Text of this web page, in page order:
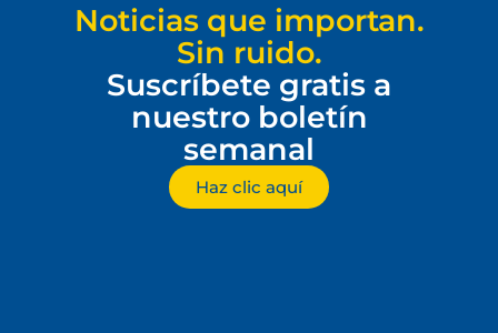
Noticias que importan.
Sin ruido.
Suscríbete gratis a
nuestro boletín
semanal
Haz clic aquí